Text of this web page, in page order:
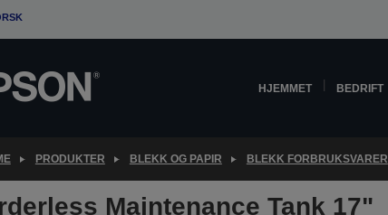
HJEMMET BEDRIFT
PRODUKTER BLEKK OG PAPIR BLEKK FORBRUKSVARER
Maintenance Tank 17"